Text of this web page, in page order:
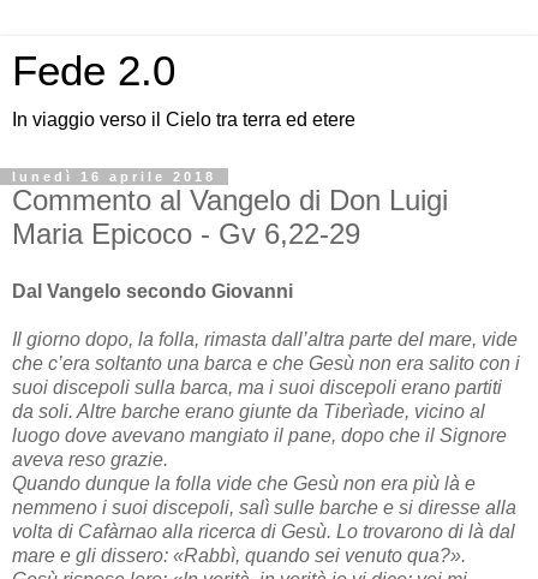
Fede 2.0
In viaggio verso il Cielo tra terra ed etere
lunedì 16 aprile 2018
Commento al Vangelo di Don Luigi
Maria Epicoco - Gv 6,22-29
Dal Vangelo secondo Giovanni
Il giorno dopo, la folla, rimasta dall’altra parte del mare, vide
che c’era soltanto una barca e che Gesù non era salito con i
suoi discepoli sulla barca, ma i suoi discepoli erano partiti
da soli. Altre barche erano giunte da Tiberìade, vicino al
luogo dove avevano mangiato il pane, dopo che il Signore
aveva reso grazie.
Quando dunque la folla vide che Gesù non era più là e
nemmeno i suoi discepoli, salì sulle barche e si diresse alla
volta di Cafàrnao alla ricerca di Gesù. Lo trovarono di là dal
mare e gli dissero: «Rabbì, quando sei venuto qua?».